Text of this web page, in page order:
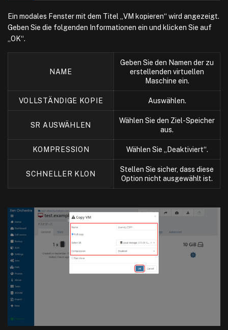
Ein modales Fenster mit dem Titel „VM kopieren“ wird angezeigt.
Geben Sie die folgenden Informationen ein und klicken Sie auf
„OK“.
NAME
Geben Sie den Namen der zu
erstellenden virtuellen
Maschine ein.
VOLLSTÄNDIGE KOPIE Auswählen.
SR AUSWÄHLEN
Wählen Sie den Ziel-Speicher
aus.
KOMPRESSION Wählen Sie „Deaktiviert“.
SCHNELLER KLON
Stellen Sie sicher, dass diese
Option nicht ausgewählt ist.